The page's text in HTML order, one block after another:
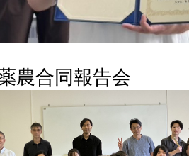
農合同報告会